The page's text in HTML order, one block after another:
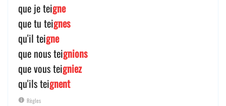
que je teigne
que tu teignes
qu'il teigne
que nous teignions
que vous teigniez
qu'ils teignent
Règles